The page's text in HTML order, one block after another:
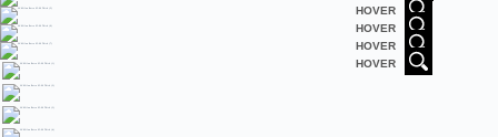
HOVER
HOVER
HOVER
HOVER